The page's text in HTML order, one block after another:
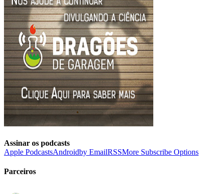
Assinar os podcasts
Apple PodcastsAndroidby EmailRSSMore Subscribe Options
Parceiros